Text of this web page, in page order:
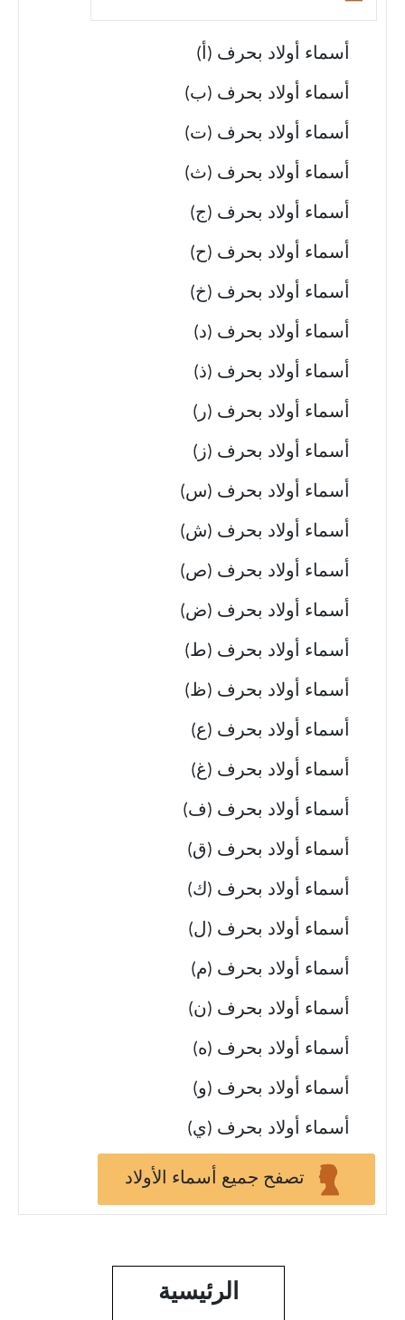
أسماء أولاد بحرف (أ)
أسماء أولاد بحرف (ب)
أسماء أولاد بحرف (ت)
أسماء أولاد بحرف (ث)
أسماء أولاد بحرف (ج)
أسماء أولاد بحرف (ح)
أسماء أولاد بحرف (خ)
أسماء أولاد بحرف (د)
أسماء أولاد بحرف (ذ)
أسماء أولاد بحرف (ر)
أسماء أولاد بحرف (ز)
أسماء أولاد بحرف (س)
أسماء أولاد بحرف (ش)
أسماء أولاد بحرف (ص)
أسماء أولاد بحرف (ض)
أسماء أولاد بحرف (ط)
أسماء أولاد بحرف (ظ)
أسماء أولاد بحرف (ع)
أسماء أولاد بحرف (غ)
أسماء أولاد بحرف (ف)
أسماء أولاد بحرف (ق)
أسماء أولاد بحرف (ك)
أسماء أولاد بحرف (ل)
أسماء أولاد بحرف (م)
أسماء أولاد بحرف (ن)
أسماء أولاد بحرف (ه)
أسماء أولاد بحرف (و)
أسماء أولاد بحرف (ي)
تصفح جميع أسماء الأولاد
الرئيسية